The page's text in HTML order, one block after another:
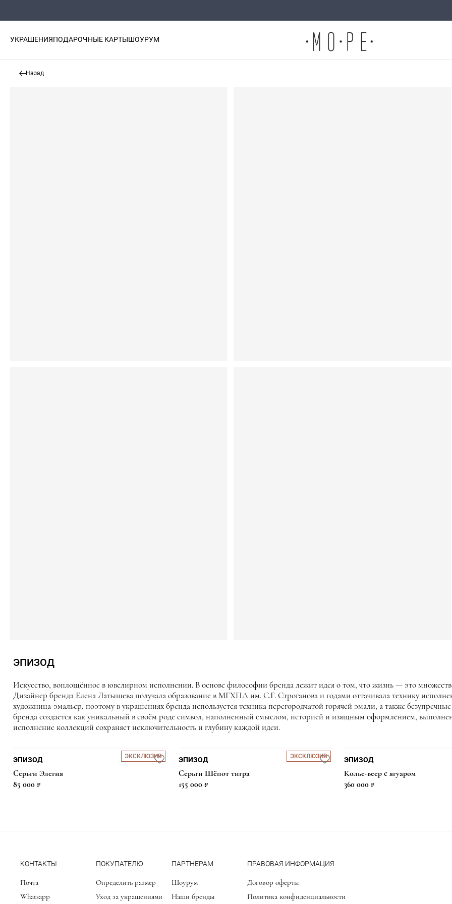
УКРАШЕНИЯПОДАРОЧНЫЕ КАРТЫШОУРУМ
Назад
ЭПИЗОД
Искусство, воплощённое в ювелирном исполнении. В основе философии бренда лежит идея о том, что жизнь — это
Дизайнер бренда Елена Латышева получала образование в МГХПА им. С.Г. Строганова и годами оттачивала технику
художница-эмальер, поэтому в украшениях бренда используется техника перегородчатой горячей эмали, а также
бренда создается как уникальный в своём роде символ, наполненный смыслом, историей и изящным оформлением,
исполнение коллекций сохраняет исключительность и глубину каждой идеи.
ЭКСКЛЮЗИВ
ЭПИЗОД
Серьги Элегия
85 000 ₽
ЭКСКЛЮЗИВ
ЭПИЗОД
Серьги Шёпот тигра
155 000 ₽
ЭПИЗОД
Колье-веер с ягуаром
360 000 ₽
ЭКСКЛЮЗИВ
155 000 ₽
КОНТАКТЫ
Почта
Whatsapp
ПОКУПАТЕЛЮ
Определить размер
Уход за украшениями
ПАРТНЕРАМ
Шоурум
Наши бренды
ПРАВОВАЯ ИНФОРМАЦИЯ
Договор оферты
Политика конфиденциальности